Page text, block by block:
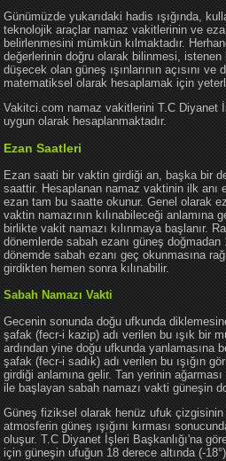
Günümüzde yukarıdaki hadis ışığında,
teknolojik araçlar namaz vakitlerinin ve
belirlenmesini mümkün kılmaktadır.
değerlerinin doğru olarak bilinmesi,
düşecek olan güneş ışınlarının açısını
matematiksel olarak hesaplamak için
Vakitci.com namaz vakitlerini T.C Diyanet
uygun olarak hesaplanmaktadır.
Ezan Saatleri
Ezan saati bir vaktin girdiği an, başka bir
saattir. Hesaplanan namaz vaktinin ilk anı
ezan tam bu saatte okunur. Genel olarak
vaktin namazının kılınabileceği anlamına
birlikte vakit namazı kılınmaya başlanır.
dönemlerde sabah ezanı güneş
dönemde sabah ezanı geç okunmasına
girdikten hemen sonra kılınabilir.
Sabah Namazı Vakti
Gecenin sonunda doğu ufkunda
şafak (fecr-i kazip) adı verilen bu ışık bir
ardından yine doğu ufkunda yanlamasına
şafak (fecr-i sadık) adı verilen bu ışığın
girdiği anlamına gelir. Tan yerinin
ile başlayan sabah namazı vakti güneşin
Güneş fiziksel olarak henüz ufuk çizgisinin
atmosferin güneş ışığını kırması
oluşur. T.C Diyanet İşleri Başkanlığı'na
için güneşin ufuğun 18 derece altında (-